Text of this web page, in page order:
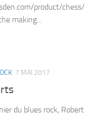
product/chess/
making...
7 MAI 2017
blues rock, Robert